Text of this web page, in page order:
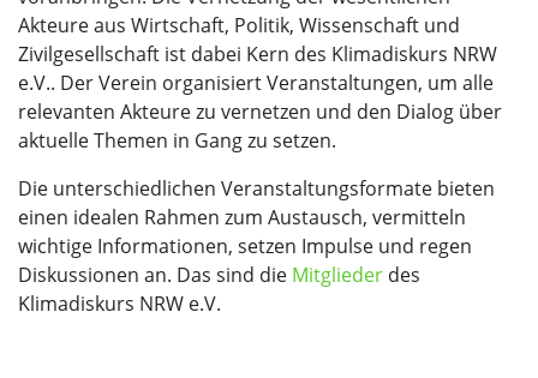
Akteure aus Wirtschaft, Politik, Wissenschaft und
Zivilgesellschaft ist dabei Kern des Klimadiskurs NRW
e.V.. Der Verein organisiert Veranstaltungen, um alle
relevanten Akteure zu vernetzen und den Dialog über
aktuelle Themen in Gang zu setzen.
Die unterschiedlichen Veranstaltungsformate bieten
einen idealen Rahmen zum Austausch, vermitteln
wichtige Informationen, setzen Impulse und regen
Diskussionen an. Das sind die Mitglieder des
Klimadiskurs NRW e.V.